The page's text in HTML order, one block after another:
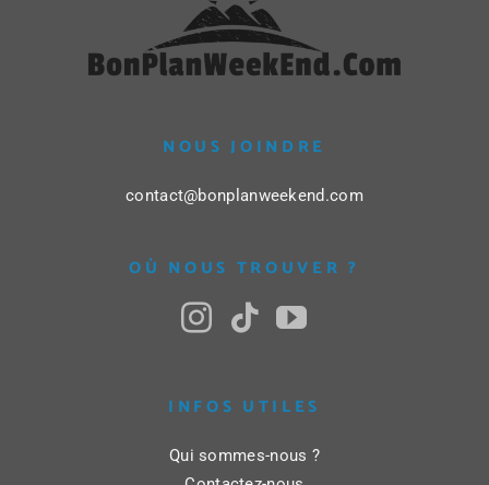
NOUS JOINDRE
contact@bonplanweekend.com
OÙ NOUS TROUVER ?
INFOS UTILES
Qui sommes-nous ?